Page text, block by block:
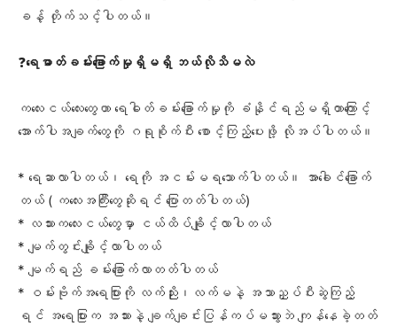
ခန့် တိုက်သင့်ပါတယ်။
❓ရေဓာတ်ခမ်း​ခြောက်မှုရှိမရှိ ဘယ်လိုသိမလဲ
​က​လေးငယ်​​လေး​တွေဟာ ရေဓါတ်ခမ်း​ခြောက်မှုကို ခံနိုင်ရည်မရှိတာ​ကြောင့် ​
အောက်ပါအချက်​တွေကို ဂရုစိုက်ပီး ​စောင့်ကြည့်​ပေးဖို့ လိုအပ်ပါတယ်။
* ​ရေဆာလာပါတယ်၊ ​ရေကို အငမ်းမရ​သောက်ပါတယ်။ အာ​ခေါင်​ခြောက်
တယ် (​ က​လေးအကြီး​တွေဆိုရင် ​ပြောတတ်ပါတယ်)
* လသားက​လေးငယ်​တွေမှာ ငယ်ထိပ်ချိုင့်လာပါတယ်
* မျက်တွင်းချိုင့်လာပါတယ်
* မျက်ရည် ခမ်း​ခြောက်လာတတ်ပါတယ်
* ဝမ်းဗိုက်အ​ရေပြားကို လက်ညိုး၊လက်မနဲ့ အသာညှပ်ပီးဆွဲကြည့်
ရင် အ​ရေပြားက အသားနဲ့ ချက်ချင်းပြန်ကပ်မသွားဘဲ ကျန်​နေခဲ့တတ်